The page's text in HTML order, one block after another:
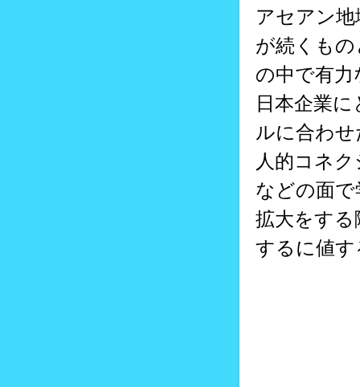
アセアン
が続くも
の中で有
日本企業
ルに合わ
人的コネ
などの面
拡大をす
するに値